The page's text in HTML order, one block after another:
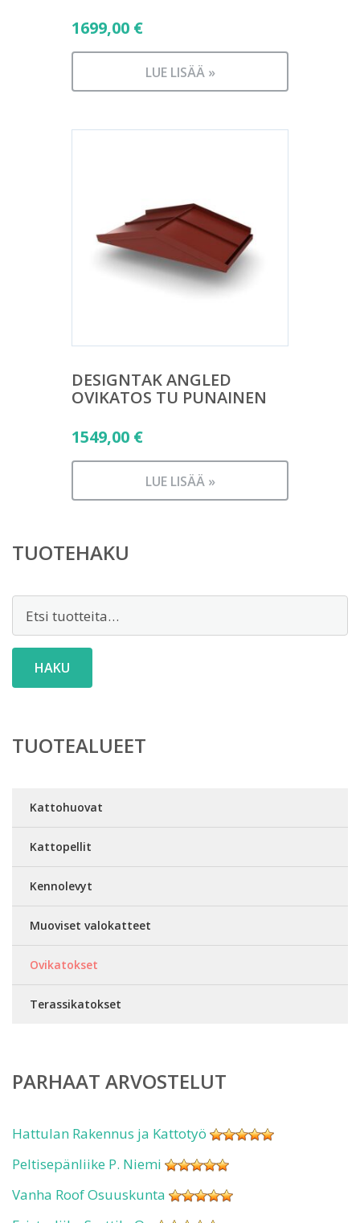
1699,00 €
LUE LISÄÄ »
DESIGNTAK ANGLED
OVIKATOS TU PUNAINEN
1549,00 €
LUE LISÄÄ »
TUOTEHAKU
HAKU
TUOTEALUEET
Kattohuovat
Kattopellit
Kennolevyt
Muoviset valokatteet
Ovikatokset
Terassikatokset
PARHAAT ARVOSTELUT
Hattulan Rakennus ja Kattotyö
Peltisepänliike P. Niemi
Vanha Roof Osuuskunta